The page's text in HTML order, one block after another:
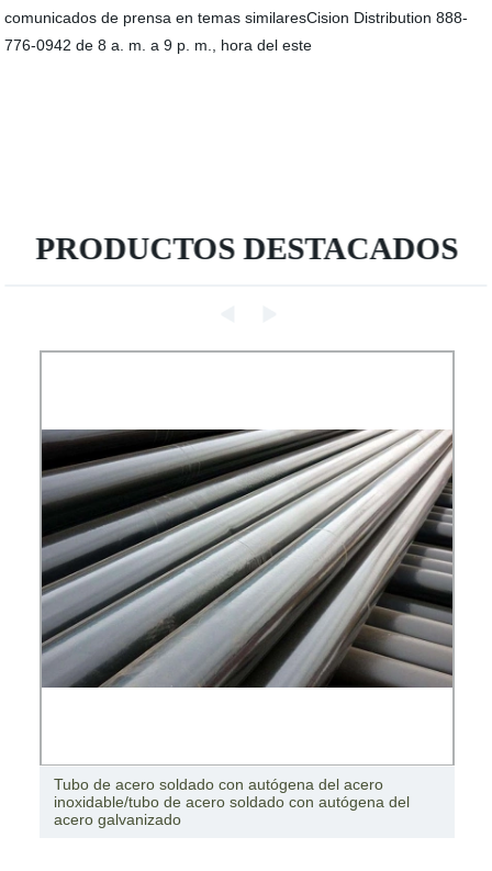
comunicados de prensa en temas similaresCision Distribution 888-
776-0942 de 8 a. m. a 9 p. m., hora del este
PRODUCTOS DESTACADOS
Tubo de acero soldado con autógena del acero
inoxidable/tubo de acero soldado con autógena del
acero galvanizado